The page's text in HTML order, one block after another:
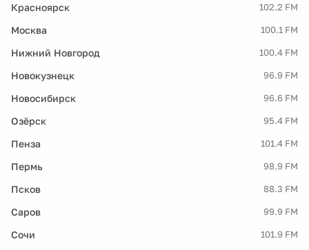
Красноярск 102.2 FM
Москва 100.1 FM
Нижний Новгород 100.4 FM
Новокузнецк 96.9 FM
Новосибирск 96.6 FM
Озёрск 95.4 FM
Пенза 101.4 FM
Пермь 98.9 FM
Псков 88.3 FM
Саров 99.9 FM
Сочи 101.9 FM